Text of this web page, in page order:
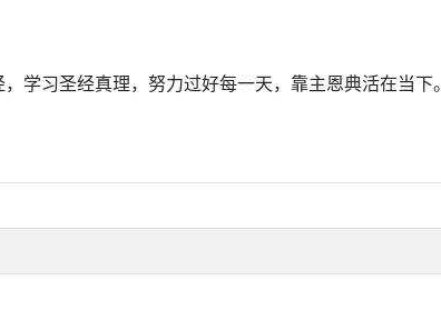
学习圣经真理，努力过好每一天，靠主恩典活在当下。